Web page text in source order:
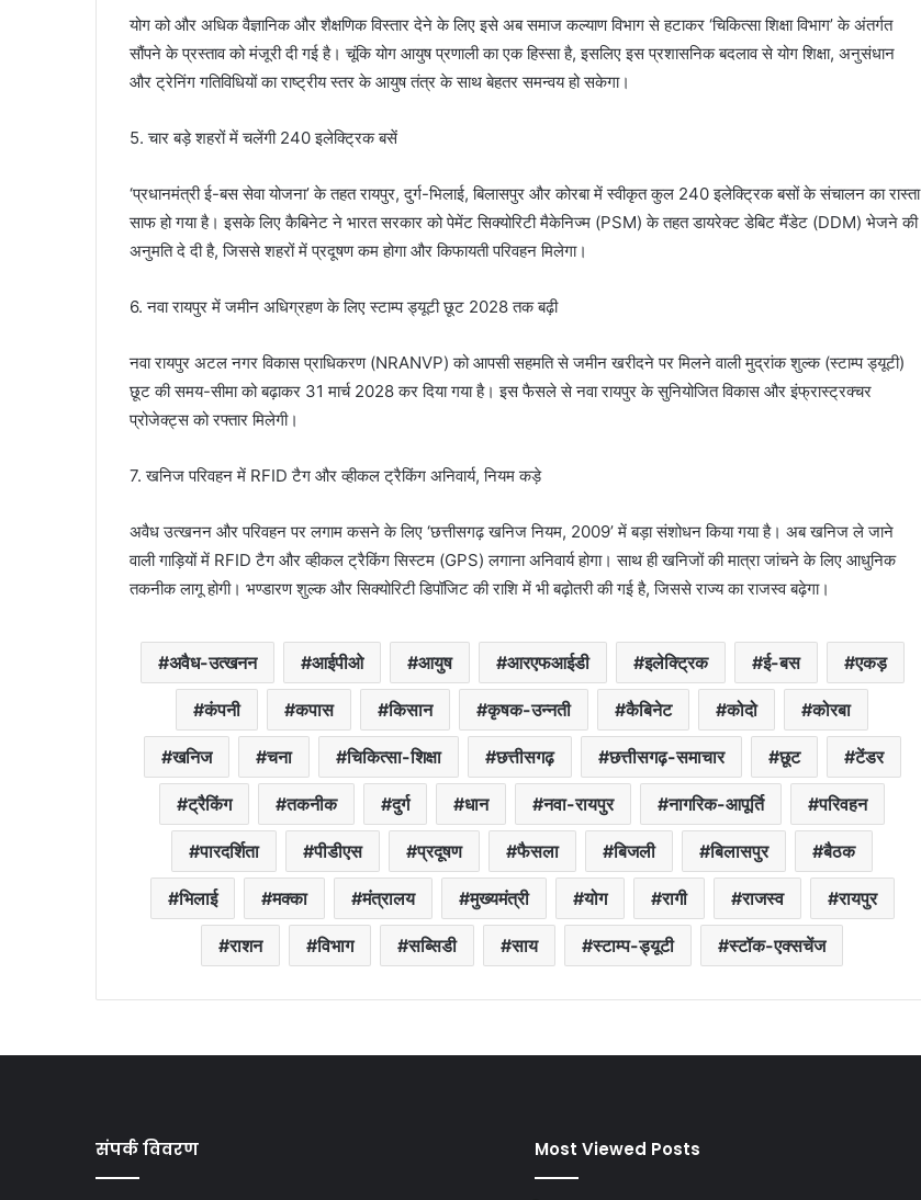
योग को और अधिक वैज्ञानिक और शैक्षणिक विस्तार देने के लिए इसे अब समाज कल्याण विभाग से हटाकर ‘चिकित्सा शिक्षा विभाग’ के अंतर्गत
सौंपने के प्रस्ताव को मंजूरी दी गई है। चूंकि योग आयुष प्रणाली का एक हिस्सा है, इसलिए इस प्रशासनिक बदलाव से योग शिक्षा, अनुसंधान
और ट्रेनिंग गतिविधियों का राष्ट्रीय स्तर के आयुष तंत्र के साथ बेहतर समन्वय हो सकेगा।
5. चार बड़े शहरों में चलेंगी 240 इलेक्ट्रिक बसें
‘प्रधानमंत्री ई-बस सेवा योजना’ के तहत रायपुर, दुर्ग-भिलाई, बिलासपुर और कोरबा में स्वीकृत कुल 240 इलेक्ट्रिक बसों के संचालन का रास्ता
साफ हो गया है। इसके लिए कैबिनेट ने भारत सरकार को पेमेंट सिक्योरिटी मैकेनिज्म (PSM) के तहत डायरेक्ट डेबिट मैंडेट (DDM) भेजने की
अनुमति दे दी है, जिससे शहरों में प्रदूषण कम होगा और किफायती परिवहन मिलेगा।
6. नवा रायपुर में जमीन अधिग्रहण के लिए स्टाम्प ड्यूटी छूट 2028 तक बढ़ी
नवा रायपुर अटल नगर विकास प्राधिकरण (NRANVP) को आपसी सहमति से जमीन खरीदने पर मिलने वाली मुद्रांक शुल्क (स्टाम्प ड्यूटी)
छूट की समय-सीमा को बढ़ाकर 31 मार्च 2028 कर दिया गया है। इस फैसले से नवा रायपुर के सुनियोजित विकास और इंफ्रास्ट्रक्चर
प्रोजेक्ट्स को रफ्तार मिलेगी।
7. खनिज परिवहन में RFID टैग और व्हीकल ट्रैकिंग अनिवार्य, नियम कड़े
अवैध उत्खनन और परिवहन पर लगाम कसने के लिए ‘छत्तीसगढ़ खनिज नियम, 2009’ में बड़ा संशोधन किया गया है। अब खनिज ले जाने
वाली गाड़ियों में RFID टैग और व्हीकल ट्रैकिंग सिस्टम (GPS) लगाना अनिवार्य होगा। साथ ही खनिजों की मात्रा जांचने के लिए आधुनिक
तकनीक लागू होगी। भण्डारण शुल्क और सिक्योरिटी डिपॉजिट की राशि में भी बढ़ोतरी की गई है, जिससे राज्य का राजस्व बढ़ेगा।
अवैध-उत्खनन आईपीओ आयुष आरएफआईडी इलेक्ट्रिक ई-बस एकड़
कंपनी कपास किसान कृषक-उन्नती कैबिनेट कोदो कोरबा
खनिज चना चिकित्सा-शिक्षा छत्तीसगढ़ छत्तीसगढ़-समाचार छूट टेंडर
ट्रैकिंग तकनीक दुर्ग धान नवा-रायपुर नागरिक-आपूर्ति परिवहन
पारदर्शिता पीडीएस प्रदूषण फैसला बिजली बिलासपुर बैठक
भिलाई मक्का मंत्रालय मुख्यमंत्री योग रागी राजस्व रायपुर
राशन विभाग सब्सिडी साय स्टाम्प-ड्यूटी स्टॉक-एक्सचेंज
संपर्क विवरण Most Viewed Posts